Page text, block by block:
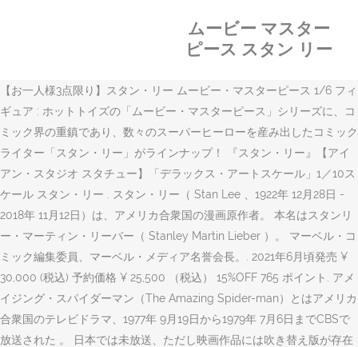
ムービー マスター
ピース スタン リー
【お一人様3点限り】スタン・リー ムービー・マスターピース 1/6 フィ
ギュア : ホットトイズの「ムービー・マスターピース」シリーズに、コ
ミック界の重鎮であり、数々のスーパーヒーローを産み出したコミック
ライター「スタン・リー」がラインナップ！ 『スタン・リー』【アイ
アン・スタジオ スタチュー】「デラックス・アートスケール」1／10ス
ケール スタン・リー . スタン・リー（ Stan Lee 、1922年 12月28日 -
2018年 11月12日）は、アメリカ合衆国の漫画原作者。 本名はスタンリ
ー・マーティン・リーバー（ Stanley Martin Lieber ）。 マーベル・コ
ミック編集委員、マーベル・メディア名誉会長。. 2021年6月頃発売 ¥
30,000 (税込) 予約価格 ¥ 25,500 （税込） 15%OFF 765 ポイント. アメ
イジング・スパイダーマン（The Amazing Spider-man）とはアメリカ
合衆国のテレビドラマ、1977年 9月19日から1979年 7月6日までCBSで
放送された 。 日本では未放送、ただし映画作品には吹き替え版が存在